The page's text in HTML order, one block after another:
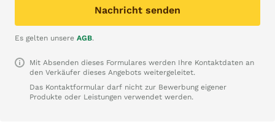
Nachricht senden
Es gelten unsere AGB.
Mit Absenden dieses Formulares werden Ihre Kontaktdaten an
den Verkäufer dieses Angebots weitergeleitet.
Das Kontaktformular darf nicht zur Bewerbung eigener
Produkte oder Leistungen verwendet werden.